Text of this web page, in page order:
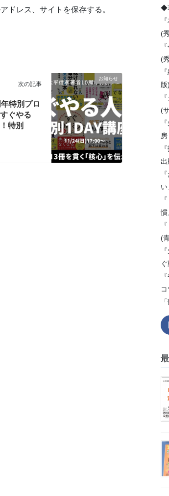
ドレス、サイトを保存する。
お知らせ
次の記事
年特別プロ
ぐやる
特別
◆
(
(
版)
(
出
慣
(